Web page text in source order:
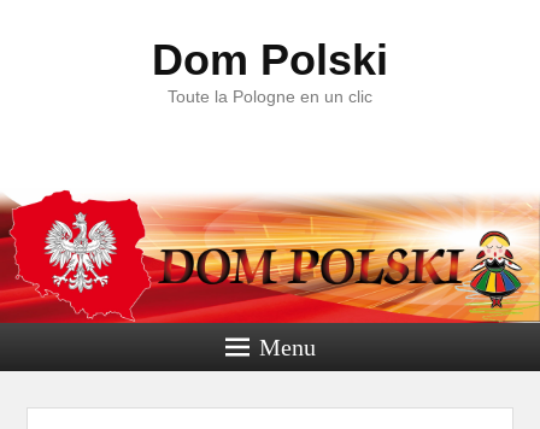
Dom Polski
Toute la Pologne en un clic
Menu